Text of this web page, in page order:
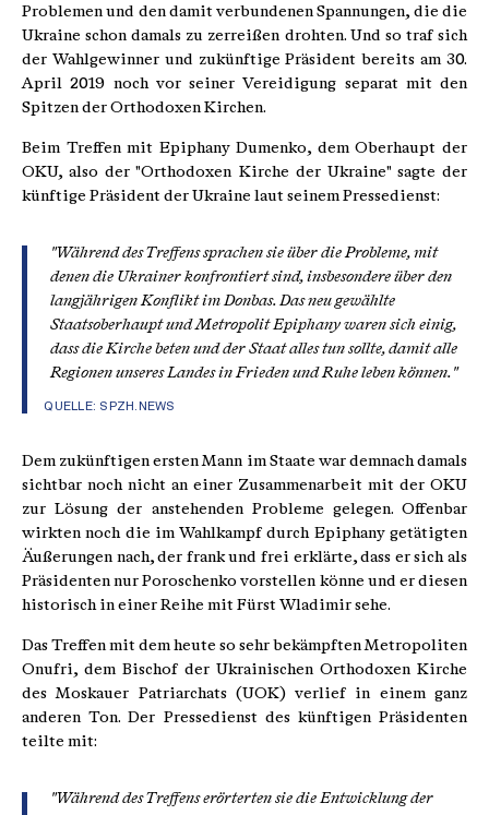
Problemen und den damit verbundenen Spannungen, die die
Ukraine schon damals zu zerreißen drohten. Und so traf sich
der Wahlgewinner und zukünftige Präsident bereits am 30.
April 2019 noch vor seiner Vereidigung separat mit den
Spitzen der Orthodoxen Kirchen.
Beim Treffen mit Epiphany Dumenko, dem Oberhaupt der
OKU, also der "Orthodoxen Kirche der Ukraine" sagte der
künftige Präsident der Ukraine laut seinem Pressedienst:
"Während des Treffens sprachen sie über die Probleme, mit
denen die Ukrainer konfrontiert sind, insbesondere über den
langjährigen Konflikt im Donbas. Das neu gewählte
Staatsoberhaupt und Metropolit Epiphany waren sich einig,
dass die Kirche beten und der Staat alles tun sollte, damit alle
Regionen unseres Landes in Frieden und Ruhe leben können."
QUELLE: SPZH.NEWS
Dem zukünftigen ersten Mann im Staate war demnach damals
sichtbar noch nicht an einer Zusammenarbeit mit der OKU
zur Lösung der anstehenden Probleme gelegen. Offenbar
wirkten noch die im Wahlkampf durch Epiphany getätigten
Äußerungen nach, der frank und frei erklärte, dass er sich als
Präsidenten nur Poroschenko vorstellen könne und er diesen
historisch in einer Reihe mit Fürst Wladimir sehe.
Das Treffen mit dem heute so sehr bekämpften Metropoliten
Onufri, dem Bischof der Ukrainischen Orthodoxen Kirche
des Moskauer Patriarchats (UOK) verlief in einem ganz
anderen Ton. Der Pressedienst des künftigen Präsidenten
teilte mit:
"Während des Treffens erörterten sie die Entwicklung der